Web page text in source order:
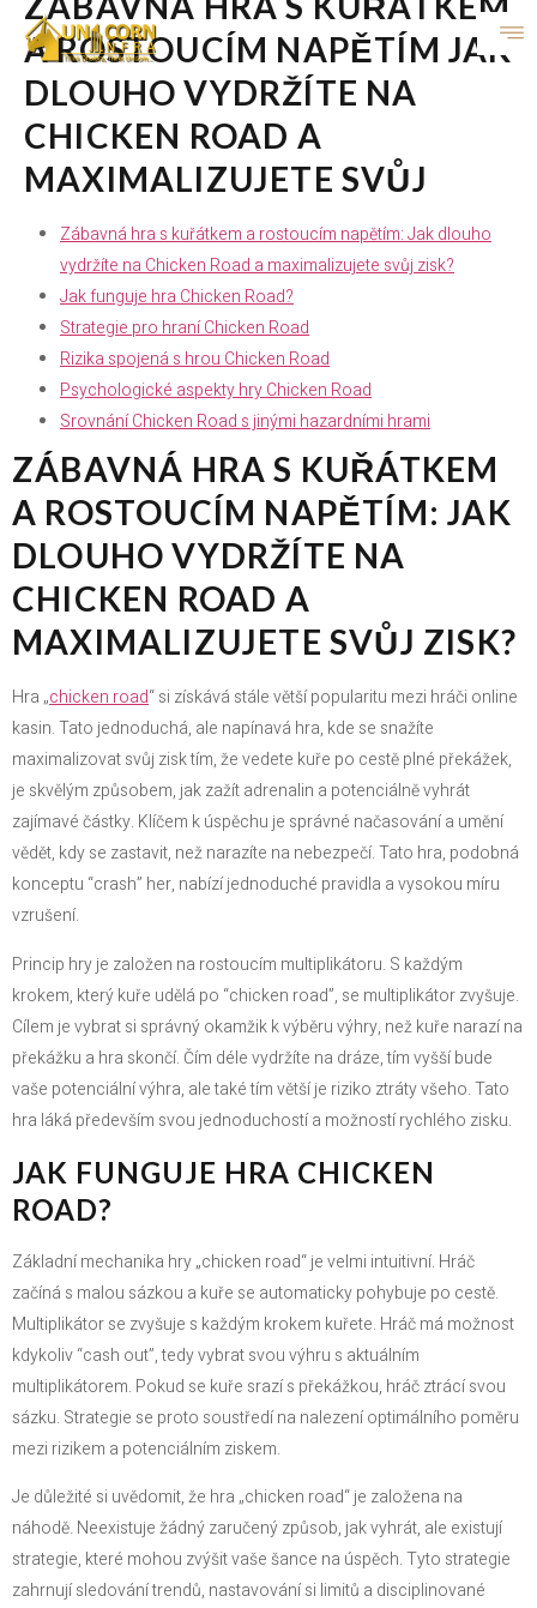
A ROSTOUCÍM NAPĚTÍM JAK
DLOUHO VYDRŽÍTE NA
CHICKEN ROAD A
MAXIMALIZUJETE SVŮJ
Zábavná hra s kuřátkem a rostoucím napětím: Jak dlouho
vydržíte na Chicken Road a maximalizujete svůj zisk?
Jak funguje hra Chicken Road?
Strategie pro hraní Chicken Road
Rizika spojená s hrou Chicken Road
Psychologické aspekty hry Chicken Road
Srovnání Chicken Road s jinými hazardními hrami
ZÁBAVNÁ HRA S KUŘÁTKEM
A ROSTOUCÍM NAPĚTÍM: JAK
DLOUHO VYDRŽÍTE NA
CHICKEN ROAD A
MAXIMALIZUJETE SVŮJ ZISK?
Hra „chicken road“ si získává stále větší popularitu mezi hráči online
kasin. Tato jednoduchá, ale napínavá hra, kde se snažíte
maximalizovat svůj zisk tím, že vedete kuře po cestě plné překážek,
je skvělým způsobem, jak zažít adrenalin a potenciálně vyhrát
zajímavé částky. Klíčem k úspěchu je správné načasování a umění
vědět, kdy se zastavit, než narazíte na nebezpečí. Tato hra, podobná
konceptu “crash” her, nabízí jednoduché pravidla a vysokou míru
vzrušení.
Princip hry je založen na rostoucím multiplikátoru. S každým
krokem, který kuře udělá po “chicken road”, se multiplikátor zvyšuje.
Cílem je vybrat si správný okamžik k výběru výhry, než kuře narazí na
překážku a hra skončí. Čím déle vydržíte na dráze, tím vyšší bude
vaše potenciální výhra, ale také tím větší je riziko ztráty všeho. Tato
hra láká především svou jednoduchostí a možností rychlého zisku.
JAK FUNGUJE HRA CHICKEN
ROAD?
Základní mechanika hry „chicken road“ je velmi intuitivní. Hráč
začíná s malou sázkou a kuře se automaticky pohybuje po cestě.
Multiplikátor se zvyšuje s každým krokem kuřete. Hráč má možnost
kdykoliv “cash out”, tedy vybrat svou výhru s aktuálním
multiplikátorem. Pokud se kuře srazí s překážkou, hráč ztrácí svou
sázku. Strategie se proto soustředí na nalezení optimálního poměru
mezi rizikem a potenciálním ziskem.
Je důležité si uvědomit, že hra „chicken road“ je založena na
náhodě. Neexistuje žádný zaručený způsob, jak vyhrát, ale existují
strategie, které mohou zvýšit vaše šance na úspěch. Tyto strategie
zahrnují sledování trendů, nastavování si limitů a disciplinované